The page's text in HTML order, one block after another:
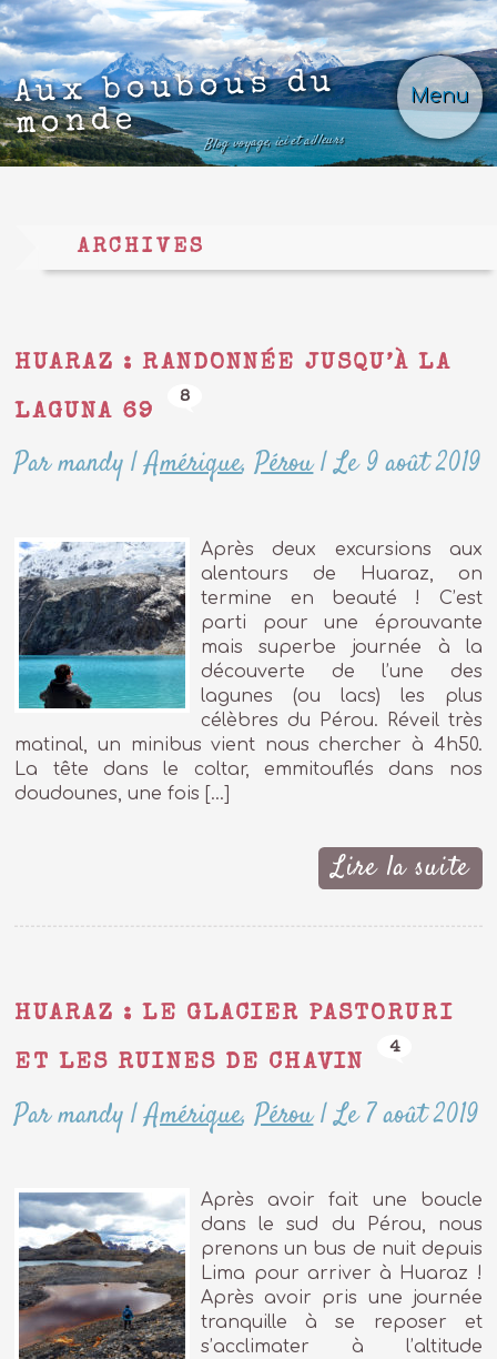
Menu
Aux boubous du
monde
Blog voyage, ici et ailleurs
ARCHIVES
HUARAZ : RANDONNÉE JUSQU’À LA
LAGUNA 69
8
Par mandy |Amérique,Pérou|Le 9 août 2019
Après deux excursions aux
alentours de Huaraz, on
termine en beauté ! C’est
parti pour une éprouvante
mais superbe journée à la
découverte de l’une des
lagunes (ou lacs) les plus
célèbres du Pérou. Réveil très
matinal, un minibus vient nous chercher à 4h50.
La tête dans le coltar, emmitouflés dans nos
doudounes, une fois […]
Lire la suite
HUARAZ : LE GLACIER PASTORURI
ET LES RUINES DE CHAVIN
4
Par mandy |Amérique,Pérou|Le 7 août 2019
Après avoir fait une boucle
dans le sud du Pérou, nous
prenons un bus de nuit depuis
Lima pour arriver à Huaraz !
Après avoir pris une journée
tranquille à se reposer et
s’acclimater à l’altitude